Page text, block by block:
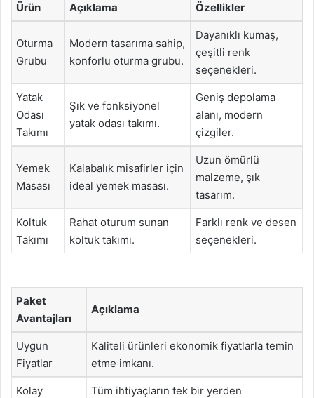
Ürün Açıklama Özellikler
Oturma
Grubu
Modern tasarıma sahip,
konforlu oturma grubu.
Dayanıklı kumaş,
çeşitli renk
seçenekleri.
Yatak
Odası
Takımı
Şık ve fonksiyonel
yatak odası takımı.
Geniş depolama
alanı, modern
çizgiler.
Yemek
Masası
Kalabalık misafirler için
ideal yemek masası.
Uzun ömürlü
malzeme, şık
tasarım.
Koltuk
Takımı
Rahat oturum sunan
koltuk takımı.
Farklı renk ve desen
seçenekleri.
Paket
Avantajları
Açıklama
Uygun
Fiyatlar
Kaliteli ürünleri ekonomik fiyatlarla temin
etme imkanı.
Kolay
Tüm ihtiyaçların tek bir yerden